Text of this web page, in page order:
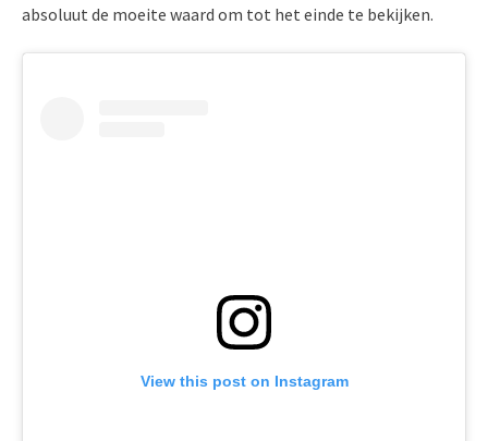
absoluut de moeite waard om tot het einde te bekijken.
View this post on Instagram